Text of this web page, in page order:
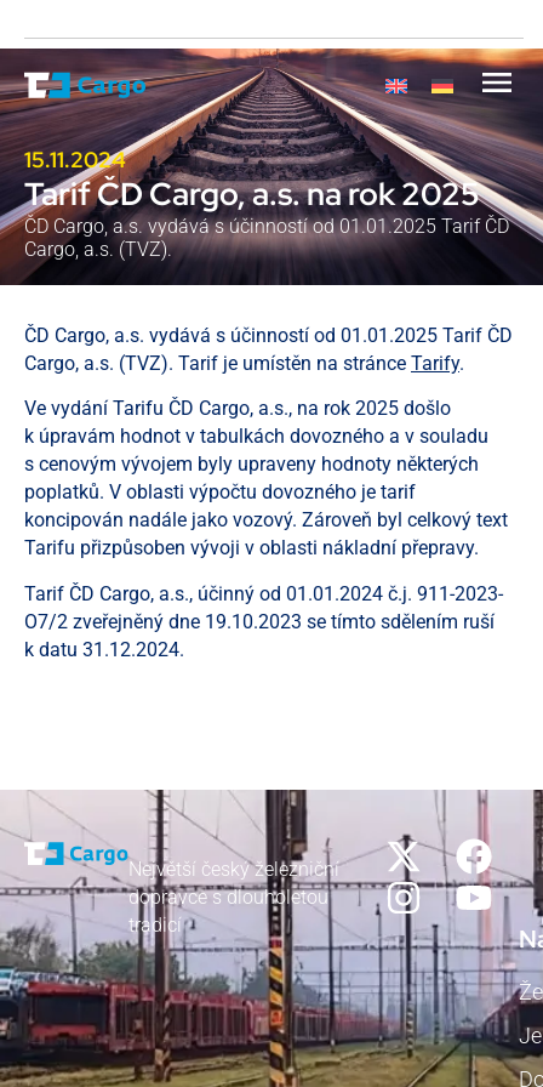
15.11.2024
Tarif ČD Cargo, a.s. na rok 2025
ČD Cargo, a.s. vydává s účinností od 01.01.2025 Tarif ČD
Cargo, a.s. (TVZ).
ČD Cargo, a.s. vydává s účinností od 01.01.2025 Tarif ČD
Cargo, a.s. (TVZ). Tarif je umístěn na stránce Tarify.
Ve vydání Tarifu ČD Cargo, a.s., na rok 2025 došlo
k úpravám hodnot v tabulkách dovozného a v souladu
s cenovým vývojem byly upraveny hodnoty některých
poplatků. V oblasti výpočtu dovozného je tarif
koncipován nadále jako vozový. Zároveň byl celkový text
Tarifu přizpůsoben vývoji v oblasti nákladní přepravy.
Tarif ČD Cargo, a.s., účinný od 01.01.2024 č.j. 911-2023-
O7/2 zveřejněný dne 19.10.2023 se tímto sdělením ruší
k datu 31.12.2024.
Největší český železniční
dopravce s dlouholetou
tradicí